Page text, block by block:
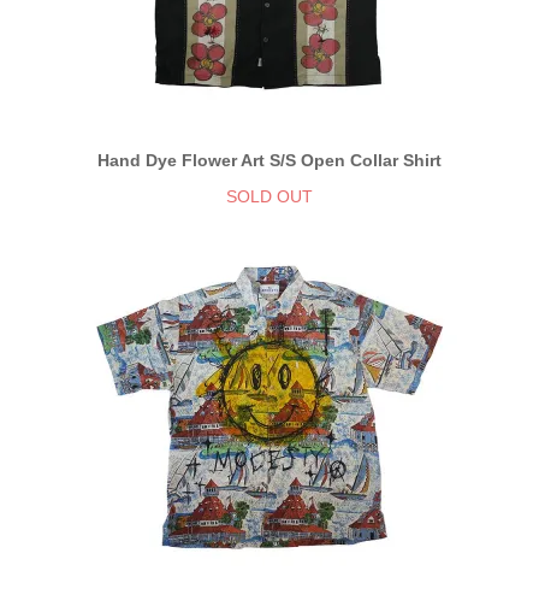
Hand Dye Flower Art S/S Open Collar Shirt
SOLD OUT